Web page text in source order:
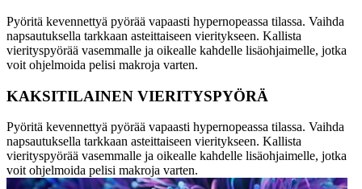
Pyöritä kevennettyä pyörää vapaasti hypernopeassa tilassa. Vaihda
napsautuksella tarkkaan asteittaiseen vieritykseen. Kallista
vierityspyörää vasemmalle ja oikealle kahdelle lisäohjaimelle, jotka
voit ohjelmoida pelisi makroja varten.
KAKSITILAINEN VIERITYSPYÖRÄ
Pyöritä kevennettyä pyörää vapaasti hypernopeassa tilassa. Vaihda
napsautuksella tarkkaan asteittaiseen vieritykseen. Kallista
vierityspyörää vasemmalle ja oikealle kahdelle lisäohjaimelle, jotka
voit ohjelmoida pelisi makroja varten.